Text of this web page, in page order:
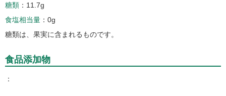
糖類
11.7g
食塩相当量
0g
糖類は、果実に含まれるものです。
食品添加物